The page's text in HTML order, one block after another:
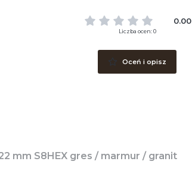
0.00
Liczba ocen: 0
Oceń i opisz
PRO-FIT Otwornica DIAMENTOWA D22 mm S8HEX gres / marmur / granit